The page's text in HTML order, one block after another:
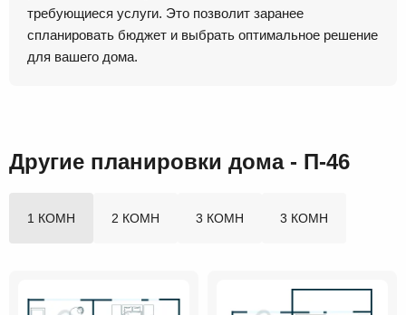
требующиеся услуги. Это позволит заранее
спланировать бюджет и выбрать оптимальное решение
для вашего дома.
Другие планировки дома - П-46
1 КОМН 2 КОМН 3 КОМН 3 КОМН